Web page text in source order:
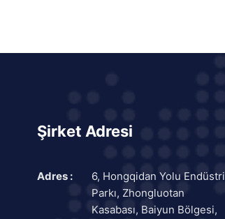
Şirket Adresi
Adres :
6, Hongqidan Yolu Endüstri
Parkı, Zhongluotan
Kasabası, Baiyun Bölgesi,